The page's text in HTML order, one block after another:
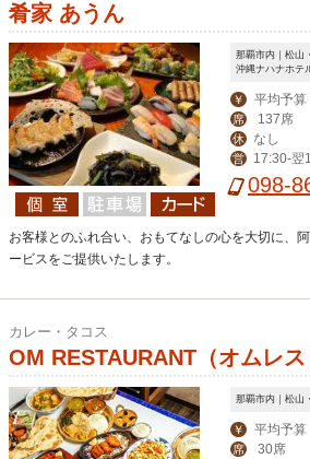
肴家 あうん
那覇市内｜松山
沖縄ナハナホテ
￥ 平均予算
席 137席
休 なし
営 17:30-翌
098-
お客様とのふれ合い、おもてなしの心を大切に、
ービスをご提供いたします。
カレー・タコス
OM RESTAURANT（オムレス
那覇市内｜松山
￥ 平均予算
席 30席